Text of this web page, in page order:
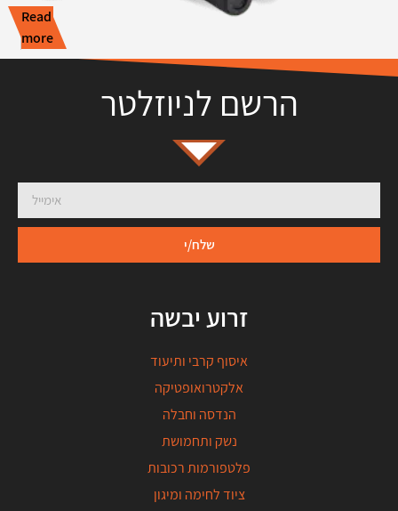
Read
more
הרשם לניוזלטר
שלח/י
זרוע יבשה
איסוף קרבי ותיעוד
אלקטרואופטיקה
הנדסה וחבלה
נשק ותחמושת
פלטפורמות רכובות
ציוד לחימה ומיגון